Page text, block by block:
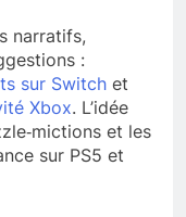
narratifs,
:
sur Switch et
Xbox. L’idée
et les
sur PS5 et